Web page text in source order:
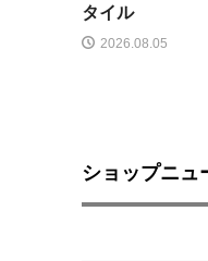
タイル
2026.08.05
ショップニュ